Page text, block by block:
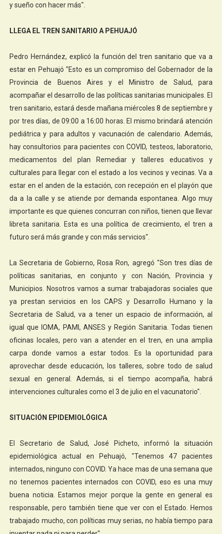
y sueño con hacer más".
LLEGA EL TREN SANITARIO A PEHUAJÓ
Pedro Hernández, explicó la función del tren sanitario que va a
estar en Pehuajó "Esto es un compromiso del Gobernador de la
Provincia de Buenos Aires y el Ministro de Salud, para
acompañar el desarrollo de las políticas sanitarias municipales. El
tren sanitario, estará desde mañana miércoles 8 de septiembre y
por tres días, de 09:00 a 16:00 horas. El mismo brindará atención
pediátrica y para adultos y vacunación de calendario. Además,
hay consultorios para pacientes con COVID, testeos, laboratorio,
medicamentos del plan Remediar y talleres educativos y
culturales para llegar con el estado a los vecinos y vecinas. Va a
estar en el anden de la estación, con recepción en el playón que
da a la calle y se atiende por demanda espontanea. Algo muy
importante es que quienes concurran con niños, tienen que llevar
libreta sanitaria. Esta es una política de crecimiento, el tren a
futuro será más grande y con más servicios".
La Secretaria de Gobierno, Rosa Ron, agregó "Son tres días de
políticas sanitarias, en conjunto y con Nación, Provincia y
Municipios. Nosotros vamos a sumar trabajadoras sociales que
ya prestan servicios en los CAPS y Desarrollo Humano y la
Secretaria de Salud, va a tener un espacio de información, al
igual que IOMA, PAMI, ANSES y Región Sanitaria. Todas tienen
oficinas locales, pero van a atender en el tren, en una amplia
carpa donde vamos a estar todos. Es la oportunidad para
aprovechar desde educación, los talleres, sobre todo de salud
sexual en general. Además, si el tiempo acompaña, habrá
intervenciones culturales como el 3 de julio en el vacunatorio".
SITUACIÓN EPIDEMIOLÓGICA
El Secretario de Salud, José Picheto, informó la situación
epidemiológica actual en Pehuajó, "Tenemos 47 pacientes
internados, ninguno con COVID. Ya hace mas de una semana que
no tenemos pacientes internados con COVID, eso es una muy
buena noticia. Estamos mejor porque la gente en general es
responsable, pero también tiene que ver con el Estado. Hemos
trabajado mucho, con políticas muy serias, no había tiempo para